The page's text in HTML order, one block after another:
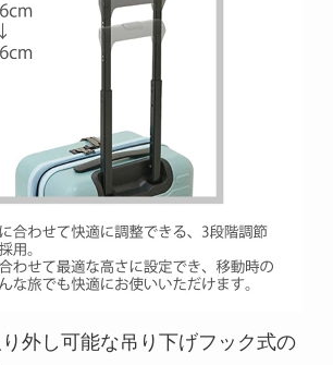
外し可能な吊り下げフック式の